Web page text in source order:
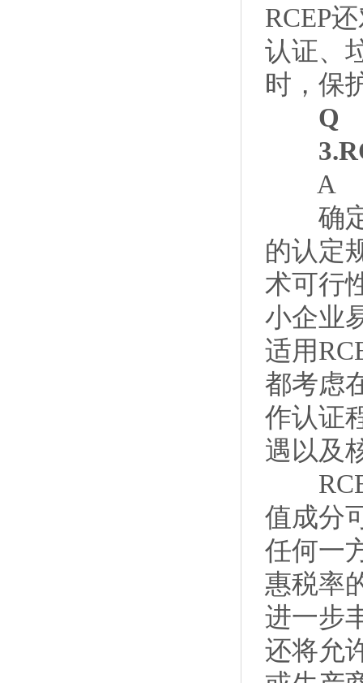
RCEP
认证、
时，保
Q
A
确定
的认定
术可行
小企业
适用
都考虑
作认证
遇以及
值成分
任何一
惠税率
进一步
还将允